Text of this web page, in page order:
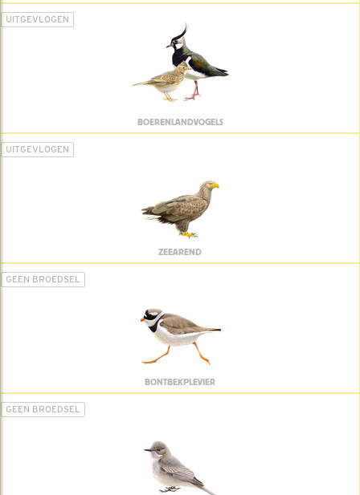
UITGEVLOGEN
BOERENLANDVOGELS
UITGEVLOGEN
ZEEAREND
GEEN BROEDSEL
BONTBEKPLEVIER
GEEN BROEDSEL